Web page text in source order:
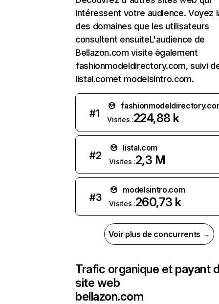
intéressent votre audience. Voyez
des domaines que les utilisateurs
consultent ensuiteL'audience de
Bellazon.com visite également
fashionmodeldirectory.com, suivi
listal.comet modelsintro.com.
#1
Visites :224,88 k
#2
listal.com
Visites :2,3 M
#3
modelsintro.com
Visites :260,73 k
Voir plus de concurrents →
Trafic organique et payant
site web
bellazon.com